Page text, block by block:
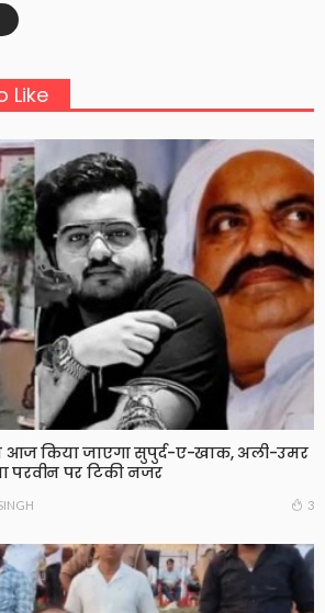
Like
किया जाएगा सुपुर्द-ए-खाक, अली-उमर
परवीन पर टिकी नजर
3